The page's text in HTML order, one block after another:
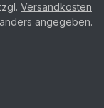
Versandkosten
angegeben.